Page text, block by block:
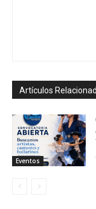
Artículos
Eventos